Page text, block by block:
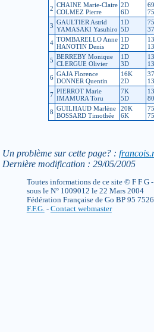
2 CHAINE Marie-Claire
COLMEZ Pierre
2D
6D
3 GAULTIER Astrid
YAMASAKI Yasuhiro
1D
5D
4 TOMBARELLO Anne
HANOTIN Denis
1D
2D
5 BERREBY Monique
CLERGUE Olivier
1D
3D
6 GAJA Florence
DONNER Quentin
16K
2D
7 PIERROT Marie
IMAMURA Toru
7K
5D
8 GUILHAUD Marlène
BOSSARD Timothée
20K
6K
Un problème sur cette page? :
Dernière modification : 29/05/2005
Toutes informations de ce site © F F G
sous le N° 1009012 le 22 Mars 2004
Fédération Française de Go BP 95
F.F.G. - Contact webmaster